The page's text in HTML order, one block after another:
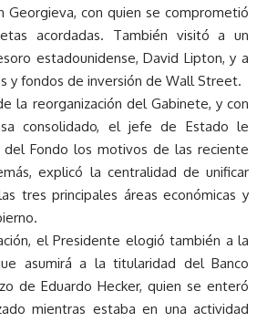
Georgieva, con quien se comprometió
acordadas. También visitó a un
estadounidense, David Lipton, y a
y fondos de inversión de Wall Street.
la reorganización del Gabinete, y con
consolidado, el jefe de Estado le
Fondo los motivos de las reciente
explicó la centralidad de unificar
tres principales áreas económicas y
el Presidente elogió también a la
asumirá a la titularidad del Banco
de Eduardo Hecker, quien se enteró
mientras estaba en una actividad